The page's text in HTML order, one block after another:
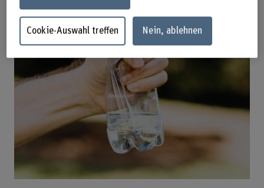
Cookie-Auswahl treffen Nein, ablehnen